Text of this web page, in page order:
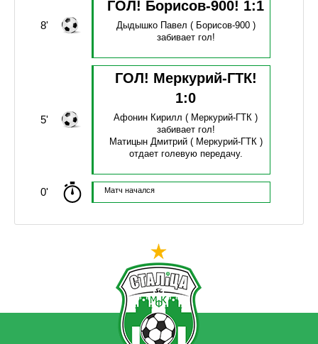
8'
ГОЛ! Борисов-900! 1:1
Дыдышко Павел ( Борисов-900 )
забивает гол!
5'
ГОЛ! Меркурий-ГТК!
1:0
Афонин Кирилл ( Меркурий-ГТК )
забивает гол!
Матицын Дмитрий( Меркурий-ГТК )
отдает голевую передачу.
0' Матч начался